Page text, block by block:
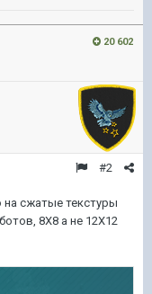
20 602
#2
сжатые текстуры
8Х8 а не 12Х12